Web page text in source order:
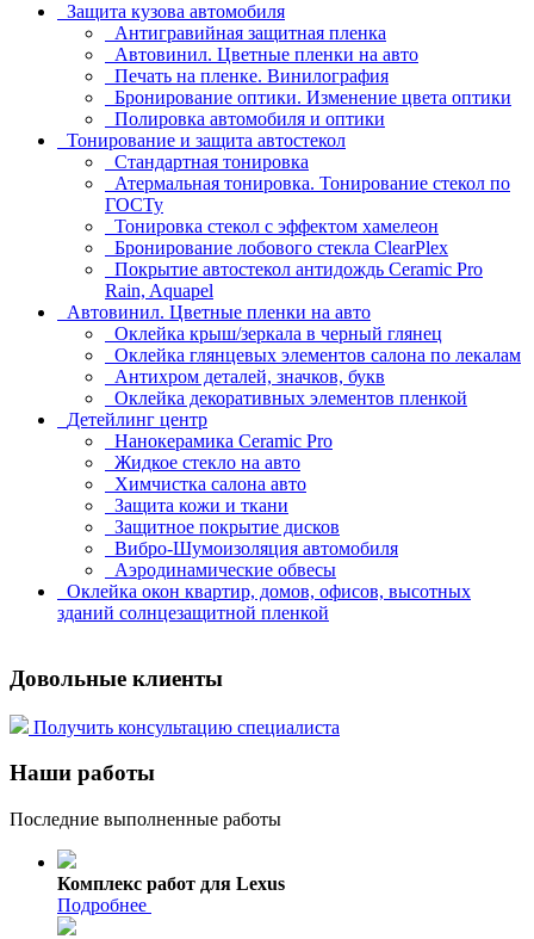
Защита кузова автомобиля
Антигравийная защитная пленка
Автовинил. Цветные пленки на авто
Печать на пленке. Винилография
Бронирование оптики. Изменение цвета оптики
Полировка автомобиля и оптики
Тонирование и защита автостекол
Стандартная тонировка
Атермальная тонировка. Тонирование стекол по
ГОСТу
Тонировка стекол с эффектом хамелеон
Бронирование лобового стекла ClearPlex
Покрытие автостекол антидождь Ceramic Pro
Rain, Aquapel
Автовинил. Цветные пленки на авто
Оклейка крыш/зеркала в черный глянец
Оклейка глянцевых элементов салона по лекалам
Антихром деталей, значков, букв
Оклейка декоративных элементов пленкой
Детейлинг центр
Нанокерамика Ceramic Pro
Жидкое стекло на авто
Химчистка салона авто
Защита кожи и ткани
Защитное покрытие дисков
Вибро-Шумоизоляция автомобиля
Аэродинамические обвесы
Оклейка окон квартир, домов, офисов, высотных
зданий солнцезащитной пленкой
Довольные клиенты
Получить консультацию специалиста
Наши работы
Последние выполненные работы
Комплекс работ для Lexus
Подробнее